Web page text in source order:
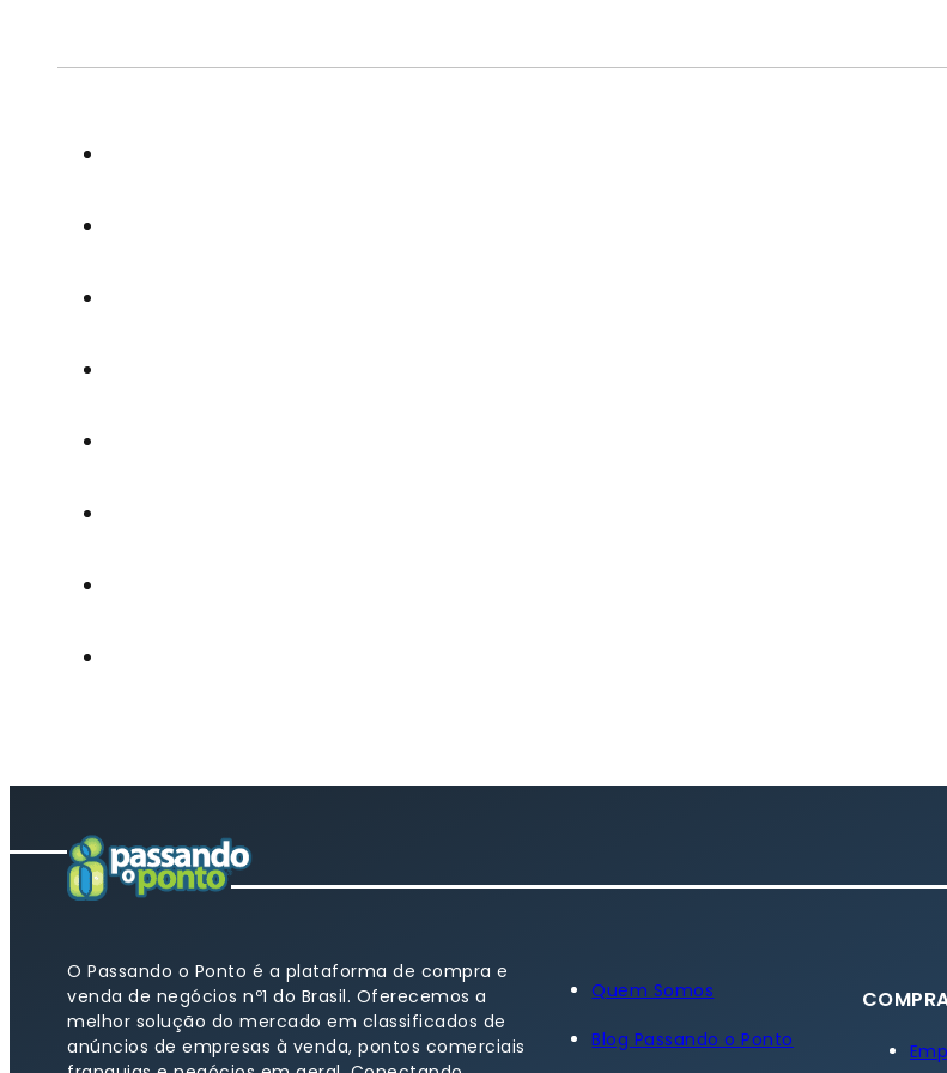
O Passando o Ponto é a plataforma de compra e
venda de negócios nº1 do Brasil. Oferecemos a
melhor solução do mercado em classificados de
anúncios de empresas à venda, pontos comerciais
Quem Somos
Blog Passando o Ponto